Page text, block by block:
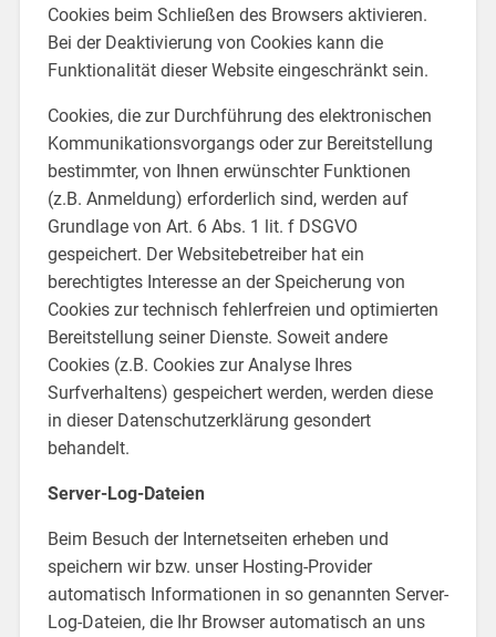
Cookies beim Schließen des Browsers aktivieren.
Bei der Deaktivierung von Cookies kann die
Funktionalität dieser Website eingeschränkt sein.
Cookies, die zur Durchführung des elektronischen
Kommunikationsvorgangs oder zur Bereitstellung
bestimmter, von Ihnen erwünschter Funktionen
(z.B. Anmeldung) erforderlich sind, werden auf
Grundlage von Art. 6 Abs. 1 lit. f DSGVO
gespeichert. Der Websitebetreiber hat ein
berechtigtes Interesse an der Speicherung von
Cookies zur technisch fehlerfreien und optimierten
Bereitstellung seiner Dienste. Soweit andere
Cookies (z.B. Cookies zur Analyse Ihres
Surfverhaltens) gespeichert werden, werden diese
in dieser Datenschutzerklärung gesondert
behandelt.
Server-Log-Dateien
Beim Besuch der Internetseiten erheben und
speichern wir bzw. unser Hosting-Provider
automatisch Informationen in so genannten Server-
Log-Dateien, die Ihr Browser automatisch an uns